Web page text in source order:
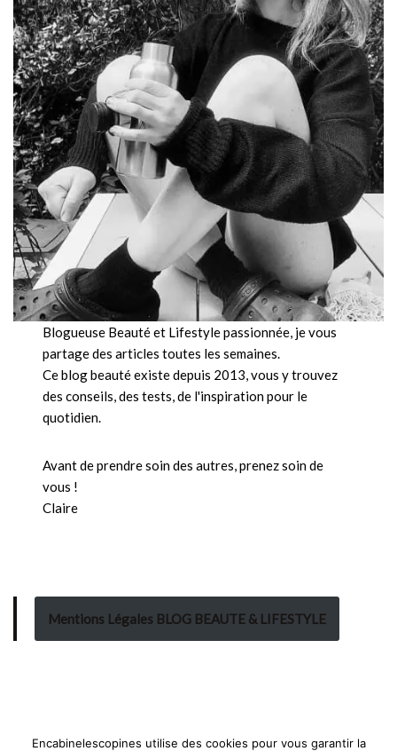
Blogueuse Beauté et Lifestyle passionnée, je vous
partage des articles toutes les semaines.
Ce blog beauté existe depuis 2013, vous y trouvez
des conseils, des tests, de l'inspiration pour le
quotidien.
Avant de prendre soin des autres, prenez soin de
vous !
Claire
Mentions Légales BLOG BEAUTE & LIFESTYLE
Encabinelescopines utilise des cookies pour vous garantir la